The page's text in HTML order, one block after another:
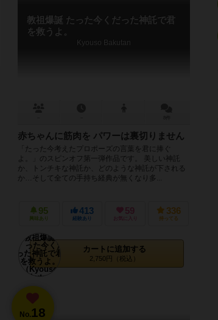
教祖爆誕 たった今くだった神託で君
を救うよ。
Kyouso Bakutan
赤ちゃんに筋肉を パワーは裏切りません
「たった今考えたプロポーズの言葉を君に捧ぐ
よ。」のスピンオフ第一弾作品です。 美しい神託
か、トンチキな神託か、どのような神託が下される
か…そして全ての手持ち経典が無くなり多...
95
興味あり
413
経験あり
59
お気に入り
336
持ってる
カートに追加する
2,750円（税込）
No.18